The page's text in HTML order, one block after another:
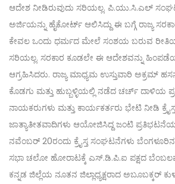
ಆದೇಶ ನೀಡಿರುವುದು ಸರಿಯಲ್ಲ. ಪಿ.ಯು.ಸಿ.ಎಲ್
ಅರ್ಜಿಯನ್ನು ಹೈಕೋರ್ಟ್ ಆಲಿಸಿದ್ದು ಈ ಬಗ್ಗೆ ರಾಜ್ಯ
ಕೇವಲ ಒಂದು ಧರ್ಮದ ಮೇಲೆ ಸಂಶಯ ಬರುವ
ಸರಿಯಲ್ಲ. ಸರಕಾರ ಕೂಡಲೇ ಈ ಆದೇಶವನ್ನು
ಆಗ್ರಹಿಸಿದರು. ರಾಜ್ಯ ಮಾಧ್ಯಮ ಉಸ್ತುವಾರಿ ಅಕ್ರಮ್
ಕೊಡಗು ಮತ್ತು ಹುಬ್ಬಳ್ಳಿಯಲ್ಲಿ ನಡೆದ ಚರ್ಚ್ ದಾಳಿಯ
ನಾಯಕರುಗಳು ಮತ್ತು ಕಾರ್ಯಕರ್ತರು ಭೇಟಿ ನೀಡಿ
ಜಾತ್ಯಾತೀತವಾದಿಗಳು ಆಯೋಜಿಸಿದ್ದ ಜಂಟಿ
ನವೆಂಬರ್ 20ರಂದು ಕ್ರೈಸ್ತ ಸಂಘಟನೆಗಳು
ಸಭಾ ಚಲೋ ಹೋರಾಟಕ್ಕೆ ಎಸ್.ಡಿ.ಪಿ.ಐ ಪಕ್ಷದ
ಕನ್ನಡ ಜಿಲ್ಲೆಯ ನೂತನ ಜಿಲ್ಲಾಧ್ಯಕ್ಷರಾದ ಅಬೂಬಕ್ಕರ್